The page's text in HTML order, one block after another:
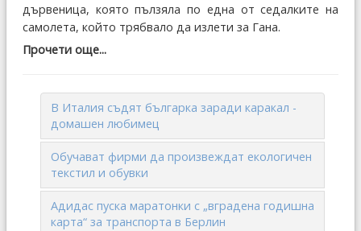
дървеница, която пълзяла по една от седалките на
самолета, който трябвало да излети за Гана.
Прочети още...
В Италия съдят българка заради каракал -
домашен любимец
Обучават фирми да произвеждат екологичен
текстил и обувки
Адидас пуска маратонки с „вградена годишна
карта“ за транспорта в Берлин